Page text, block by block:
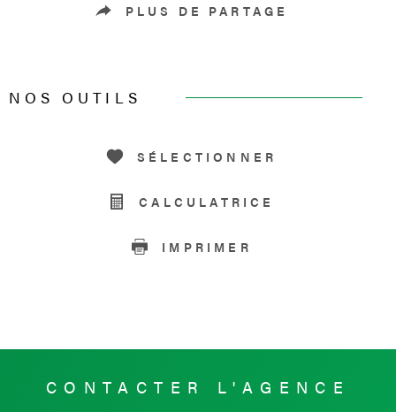
PLUS DE PARTAGE
NOS OUTILS
SÉLECTIONNER
CALCULATRICE
IMPRIMER
CONTACTER L'AGENCE